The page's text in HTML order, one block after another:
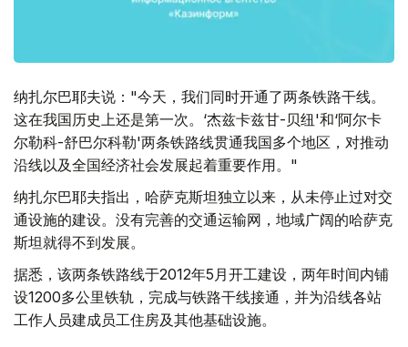
纳扎尔巴耶夫说："今天，我们同时开通了两条铁路干线。
这在我国历史上还是第一次。‘杰兹卡兹甘-贝纽'和‘阿尔卡
尔勒科-舒巴尔科勒'两条铁路线贯通我国多个地区，对推动
沿线以及全国经济社会发展起着重要作用。"
纳扎尔巴耶夫指出，哈萨克斯坦独立以来，从未停止过对交
通设施的建设。没有完善的交通运输网，地域广阔的哈萨克
斯坦就得不到发展。
据悉，该两条铁路线于2012年5月开工建设，两年时间内铺
设1200多公里铁轨，完成与铁路干线接通，并为沿线各站
工作人员建成员工住房及其他基础设施。